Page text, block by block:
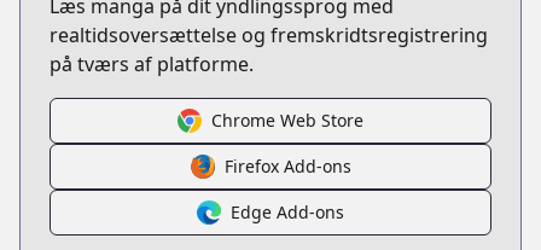
Læs manga på dit yndlingssprog med
realtidsoversættelse og fremskridtsregistrering
på tværs af platforme.
Chrome Web Store
Firefox Add-ons
Edge Add-ons